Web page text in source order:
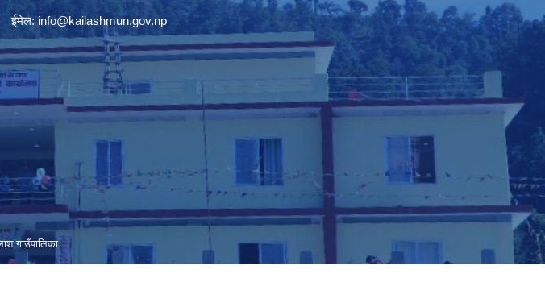
ईमेल:info@kailashmun.gov.np
गाउँपालिका